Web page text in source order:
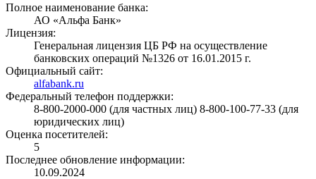
Полное наименование банка:
АО «Альфа Банк»
Лицензия:
Генеральная лицензия ЦБ РФ на осуществление
банковских операций №1326 от 16.01.2015 г.
Официальный сайт:
alfabank.ru
Федеральный телефон поддержки:
8-800-2000-000 (для частных лиц) 8-800-100-77-33 (для
юридических лиц)
Оценка посетителей:
5
Последнее обновление информации:
10.09.2024